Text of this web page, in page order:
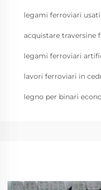
legami ferroviari
acquistare traversine
legami ferroviari
lavori ferroviari in
legno per binari